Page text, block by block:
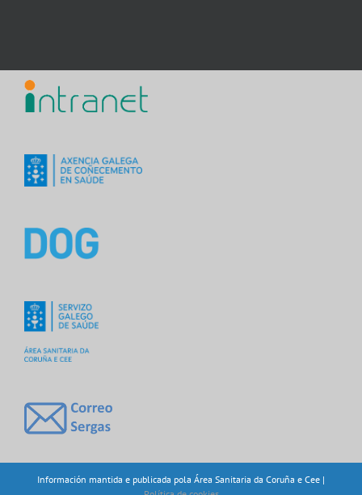
Información mantida e publicada pola Área Sanitaria da Coruña e Cee |